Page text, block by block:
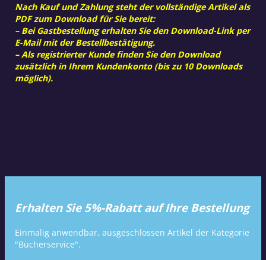
Nach Kauf und Zahlung steht der vollständige Artikel als
PDF zum Download für Sie bereit:
– Bei Gastbestellung erhalten Sie den Download-Link per
E-Mail mit der Bestellbestätigung.
– Als registrierter Kunde finden Sie den Download
zusätzlich in Ihrem Kundenkonto (bis zu 10 Downloads
möglich).
Erhalten Sie 5%-Rabatt auf Ihre Bestellung
Einmalig anwendbar, ausgeschlossen Artikel der Kategorie
"Bücherservice".